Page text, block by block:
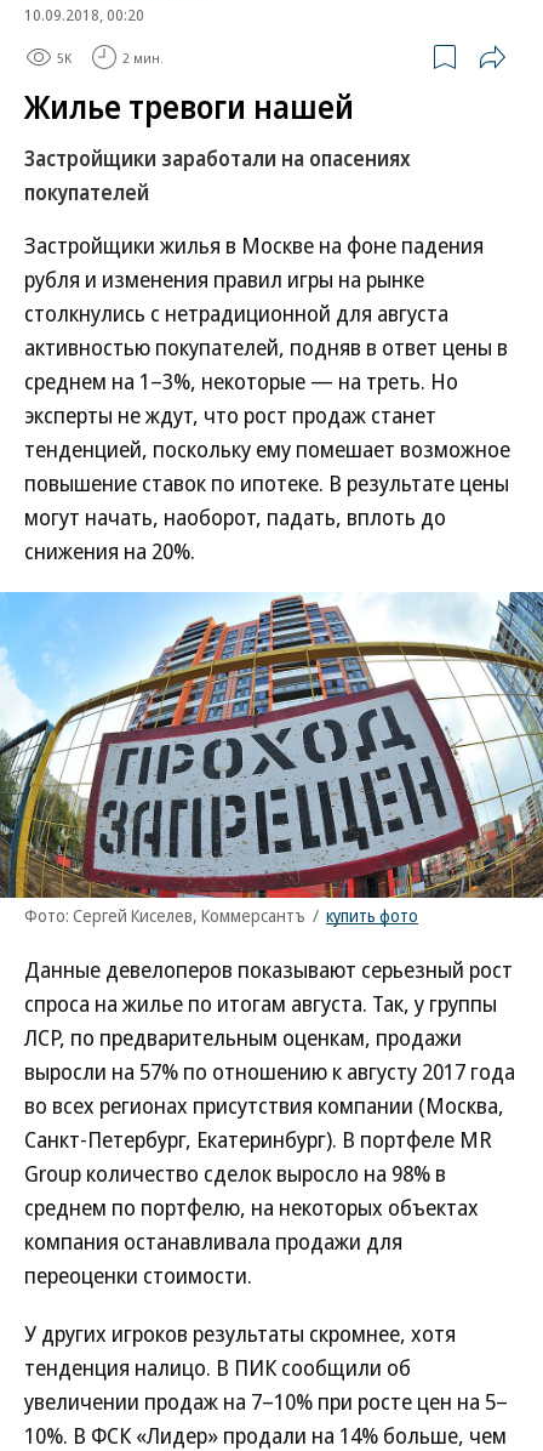
10.09.2018, 00:20
5K 2 мин.
Жилье тревоги нашей
Застройщики заработали на опасениях
покупателей
Застройщики жилья в Москве на фоне падения
рубля и изменения правил игры на рынке
столкнулись с нетрадиционной для августа
активностью покупателей, подняв в ответ цены в
среднем на 1–3%, некоторые — на треть. Но
эксперты не ждут, что рост продаж станет
тенденцией, поскольку ему помешает возможное
повышение ставок по ипотеке. В результате цены
могут начать, наоборот, падать, вплоть до
снижения на 20%.
Фото: Сергей Киселев, Коммерсантъ / купить фото
Данные девелоперов показывают серьезный рост
спроса на жилье по итогам августа. Так, у группы
ЛСР, по предварительным оценкам, продажи
выросли на 57% по отношению к августу 2017 года
во всех регионах присутствия компании (Москва,
Санкт-Петербург, Екатеринбург). В портфеле MR
Group количество сделок выросло на 98% в
среднем по портфелю, на некоторых объектах
компания останавливала продажи для
переоценки стоимости.
У других игроков результаты скромнее, хотя
тенденция налицо. В ПИК сообщили об
увеличении продаж на 7–10% при росте цен на 5–
10%. В ФСК «Лидер» продали на 14% больше, чем